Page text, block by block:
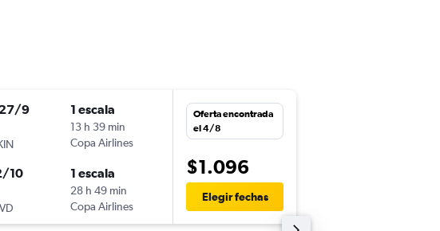
9 1 escala
13 h 39 min
Copa Airlines
10 1 escala
28 h 49 min
Copa Airlines
Oferta encontrada
el 4/8
$1.096
Elegir fechas